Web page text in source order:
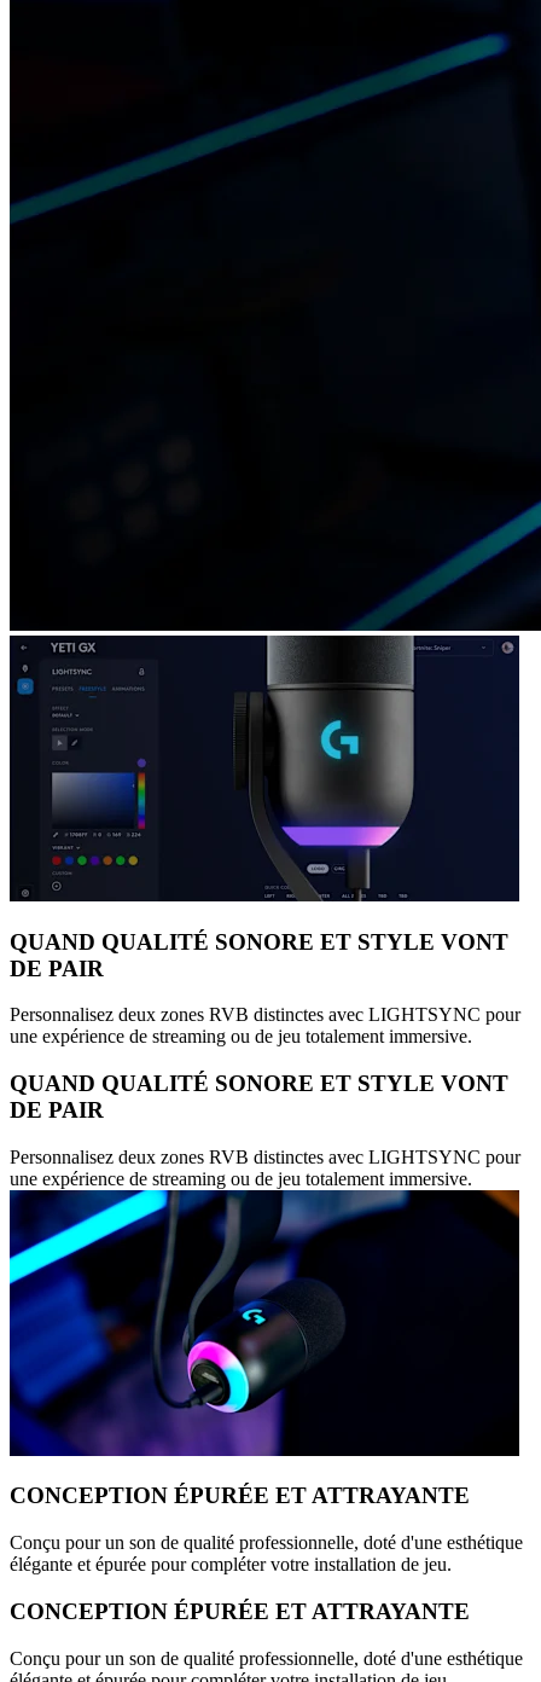
QUAND QUALITÉ SONORE ET STYLE VONT
DE PAIR
Personnalisez deux zones RVB distinctes avec LIGHTSYNC pour
une expérience de streaming ou de jeu totalement immersive.
QUAND QUALITÉ SONORE ET STYLE VONT
DE PAIR
Personnalisez deux zones RVB distinctes avec LIGHTSYNC pour
une expérience de streaming ou de jeu totalement immersive.
CONCEPTION ÉPURÉE ET ATTRAYANTE
Conçu pour un son de qualité professionnelle, doté d'une esthétique
élégante et épurée pour compléter votre installation de jeu.
CONCEPTION ÉPURÉE ET ATTRAYANTE
Conçu pour un son de qualité professionnelle, doté d'une esthétique